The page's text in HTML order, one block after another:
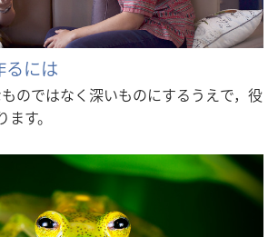
るには
のではなく深いものにするうえで，役
す。